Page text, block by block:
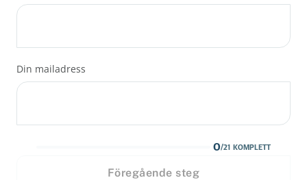
Din mailadress
0/21 KOMPLETT
Föregående steg